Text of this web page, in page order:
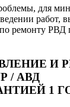
для
работ,
ремонту РВД
И
/ АВД
1